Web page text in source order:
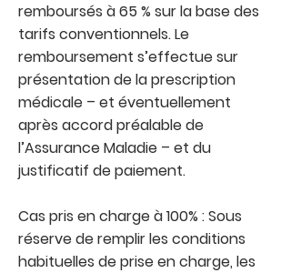
remboursés à 65 % sur la base des
tarifs conventionnels. Le
remboursement s’effectue sur
présentation de la prescription
médicale – et éventuellement
après accord préalable de
l’Assurance Maladie – et du
justificatif de paiement.
Cas pris en charge à 100% : Sous
réserve de remplir les conditions
habituelles de prise en charge, les